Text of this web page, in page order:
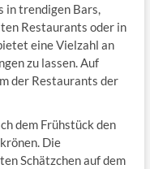
in trendigen Bars,
Restaurants oder in
eine Vielzahl an
zu lassen. Auf
der Restaurants der
dem Frühstück den
Die
Schätzchen auf dem